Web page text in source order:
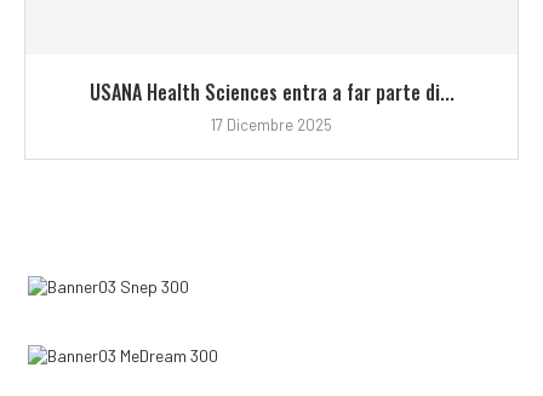
USANA Health Sciences entra a far parte di...
17 Dicembre 2025